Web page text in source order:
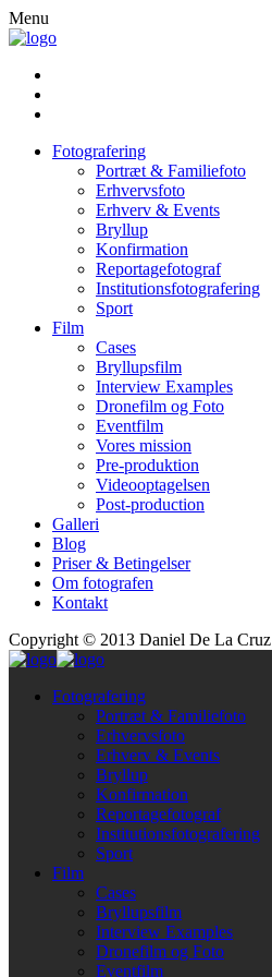
Menu
Fotografering
Portræt & Familiefoto
Erhvervsfoto
Erhverv & Events
Bryllup
Konfirmation
Reportagefotograf
Institutionsfotografering
Sport
Film
Cases
Bryllupsfilm
Interview Examples
Dronefilm og Foto
Eventfilm
Vores mission
Pre-produktion
Videooptagelsen
Post-production
Galleri
Blog
Priser & Betingelser
Om fotografen
Kontakt
Copyright © 2013 Daniel De La Cruz
Fotografering
Portræt & Familiefoto
Erhvervsfoto
Erhverv & Events
Bryllup
Konfirmation
Reportagefotograf
Institutionsfotografering
Sport
Film
Cases
Bryllupsfilm
Interview Examples
Dronefilm og Foto
Eventfilm